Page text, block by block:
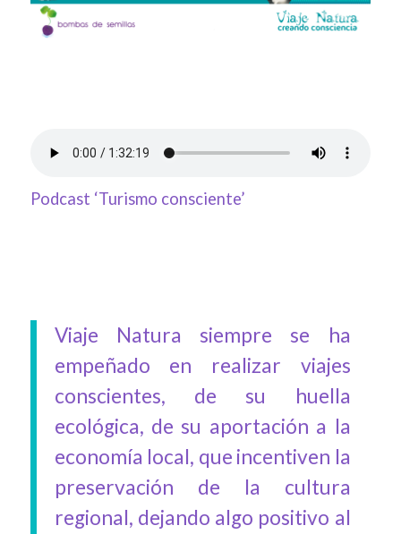
Podcast ‘Turismo consciente’
Viaje Natura siempre se ha
empeñado en realizar viajes
conscientes, de su huella
ecológica, de su aportación a la
economía local, que incentiven la
preservación de la cultura
regional, dejando algo positivo al